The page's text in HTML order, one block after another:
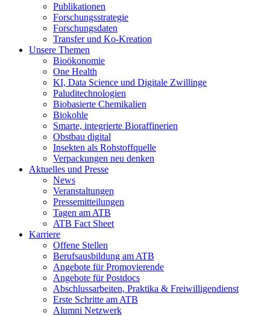
Publikationen
Forschungsstrategie
Forschungsdaten
Transfer und Ko-Kreation
Unsere Themen
Bioökonomie
One Health
KI, Data Science und Digitale Zwillinge
Paluditechnologien
Biobasierte Chemikalien
Biokohle
Smarte, integrierte Bioraffinerien
Obstbau digital
Insekten als Rohstoffquelle
Verpackungen neu denken
Aktuelles und Presse
News
Veranstaltungen
Pressemitteilungen
Tagen am ATB
ATB Fact Sheet
Karriere
Offene Stellen
Berufsausbildung am ATB
Angebote für Promovierende
Angebote für Postdocs
Abschlussarbeiten, Praktika & Freiwilligendienst
Erste Schritte am ATB
Alumni Netzwerk